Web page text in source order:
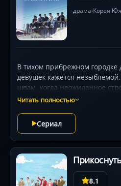
драма•Корея
В тихом прибрежном городке
девушек кажется
швам, когда неожиданное
свободе и переменам влечёт
работа рисует контраст
пейзажами и нарастающим
героинь. Пак Со-дам и Чон
пронзительные образы, чьи
между верностью, ревностью
зрителя в напряжении до
цене выбора и ускользающей
Читать полностью
Сериал
8.1